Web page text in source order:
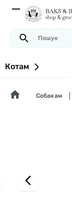
Котам
Собакам